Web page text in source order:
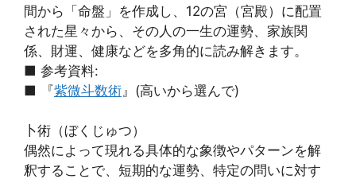
間から「命盤」を作成し、12の宮（宮殿）に配置
された星々から、その人の一生の運勢、家族関
係、財運、健康などを多角的に読み解きます。
■ 参考資料:
■ 『紫微斗数術 』(高いから選んで)
卜術（ぼくじゅつ）
偶然によって現れる具体的な象徴やパターンを解
釈することで、短期的な運勢、特定の問いに対す